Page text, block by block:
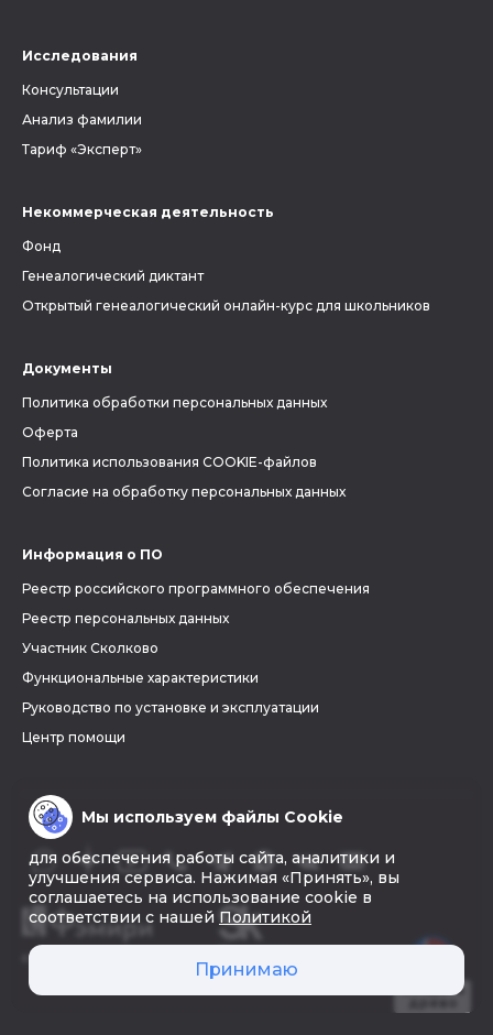
Исследования
Консультации
Анализ фамилии
Тариф «Эксперт»
Некоммерческая деятельность
Фонд
Генеалогический диктант
Открытый генеалогический онлайн-курс для школьников
Документы
Политика обработки персональных данных
Оферта
Политика использования COOKIE-файлов
Согласие на обработку персональных данных
Информация о ПО
Реестр российского программного обеспечения
Реестр персональных данных
Участник Сколково
Функциональные характеристики
Руководство по установке и эксплуатации
Центр помощи
© 2026 «Фэмири»
Мы используем файлы Cookie
для обеспечения работы сайта, аналитики и
улучшения сервиса. Нажимая «Принять», вы
соглашаетесь на использование cookie в
соответствии с нашей Политикой
Принимаю
Создать